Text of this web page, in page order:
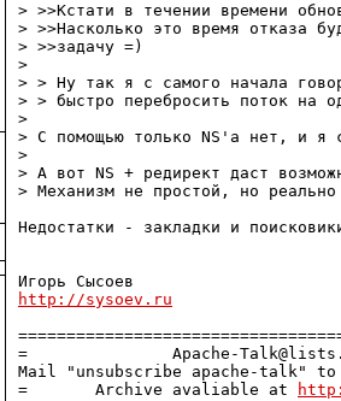
> >>Кстати в течении времени
> >>Насколько это время отказа
> >>задачу =)
>
> > Ну так я с самого начала
> > быстро перебросить поток на
>
> С помощью только NS'а нет, и я
>
> А вот NS + редирект даст
> Механизм не простой, но реально
Недостатки - закладки и
http://sysoev.ru
=               Apache-
Mail "unsubscribe apache-talk"
=       Archive avaliable at